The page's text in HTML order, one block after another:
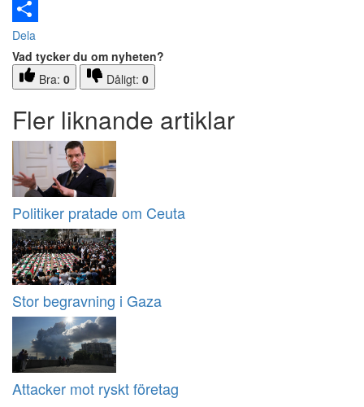
Email
Dela
Vad tycker du om nyheten?
Bra: 0 Dåligt: 0
Fler liknande artiklar
Politiker pratade om Ceuta
Stor begravning i Gaza
Attacker mot ryskt företag